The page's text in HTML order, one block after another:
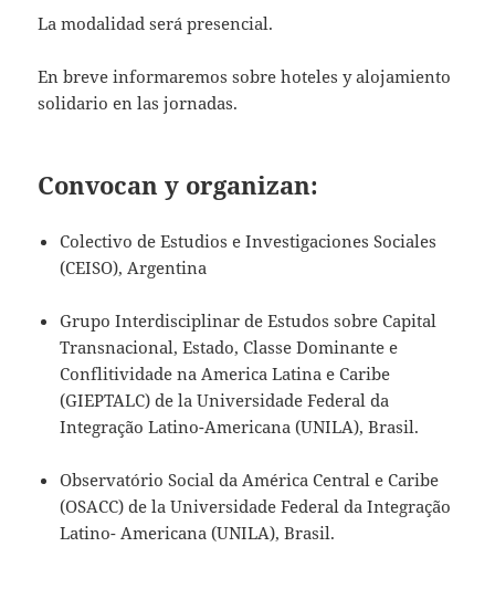
La modalidad será presencial.
En breve informaremos sobre hoteles y alojamiento
solidario en las jornadas.
Convocan y organizan:
Colectivo de Estudios e Investigaciones Sociales
(CEISO), Argentina
Grupo Interdisciplinar de Estudos sobre Capital
Transnacional, Estado, Classe Dominante e
Conflitividade na America Latina e Caribe
(GIEPTALC) de la Universidade Federal da
Integração Latino-Americana (UNILA), Brasil.
Observatório Social da América Central e Caribe
(OSACC) de la Universidade Federal da Integração
Latino- Americana (UNILA), Brasil.